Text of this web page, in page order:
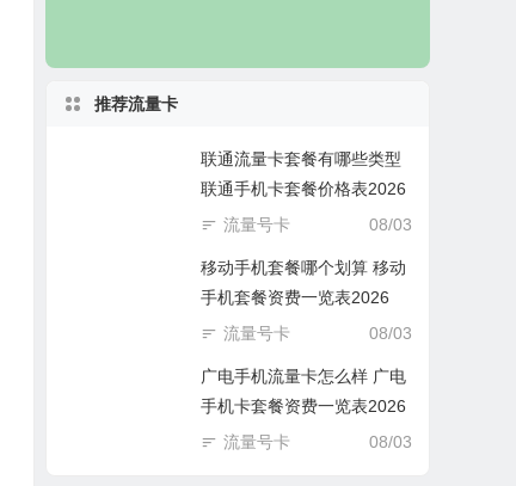
推荐流量卡
联通流量卡套餐有哪些类型
联通手机卡套餐价格表2026
08/03
流量号卡
移动手机套餐哪个划算 移动
手机套餐资费一览表2026
08/03
流量号卡
广电手机流量卡怎么样 广电
手机卡套餐资费一览表2026
08/03
流量号卡